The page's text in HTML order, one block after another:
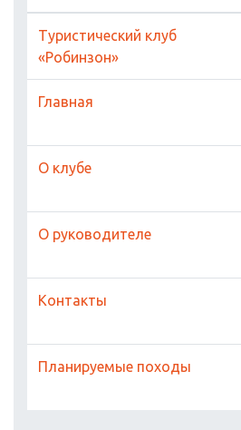
Туристический клуб
«Робинзон»
Главная
О клубе
О руководителе
Контакты
Планируемые походы